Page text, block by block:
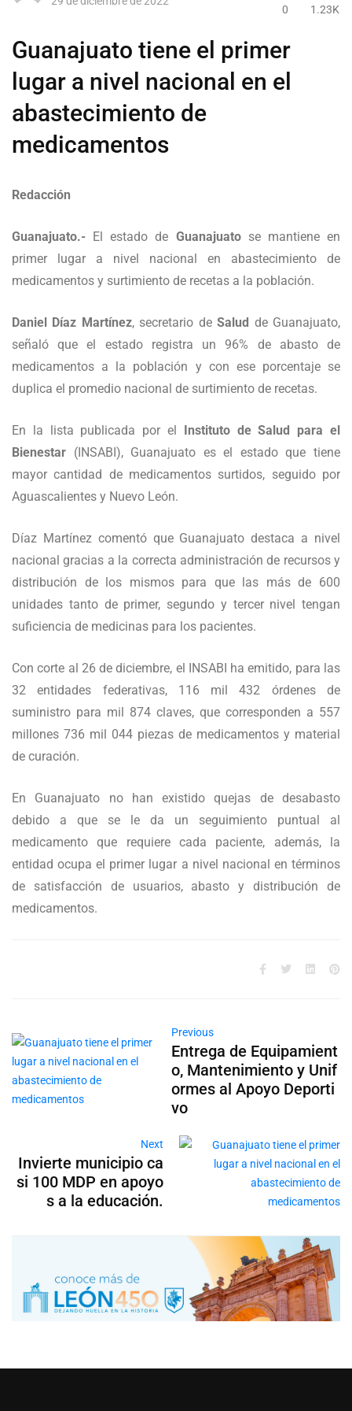
0 1.23K
Guanajuato tiene el primer
lugar a nivel nacional en el
abastecimiento de
medicamentos
Redacción
Guanajuato.- El estado de Guanajuatose mantiene en
primer lugar a nivel nacional en abastecimiento de
medicamentos y surtimiento de recetas a la población.
Daniel Díaz Martínez, secretario deSalud de Guanajuato,
señaló que el estado registra un 96% de abasto de
medicamentos a la población y con ese porcentaje se
duplica el promedio nacional de surtimiento de recetas.
En la lista publicada por el Instituto de Salud para el
Bienestar (INSABI), Guanajuato es el estado que tiene
mayor cantidad de medicamentos surtidos, seguido por
Aguascalientes y Nuevo León.
Díaz Martínez comentó que Guanajuato destaca a nivel
nacional gracias a la correcta administración de recursos y
distribución de los mismos para que las más de 600
unidades tanto de primer, segundo y tercer nivel tengan
suficiencia de medicinas para los pacientes.
Con corte al 26 de diciembre, el INSABI ha emitido, para las
32 entidades federativas, 116 mil 432 órdenes de
suministro para mil 874 claves, que corresponden a 557
millones 736 mil 044 piezas de medicamentos y material
de curación.
En Guanajuato no han existido quejas de desabasto
debido a que se le da un seguimiento puntual al
medicamento que requiere cada paciente, además, la
entidad ocupa el primer lugar a nivel nacional en términos
de satisfacción de usuarios, abasto y distribución de
medicamentos.
Previous
Entrega de Equipamient
o, Mantenimiento y Unif
ormes al Apoyo Deporti
vo
Next
Invierte municipio ca
si 100 MDP en apoyo
s a la educación.